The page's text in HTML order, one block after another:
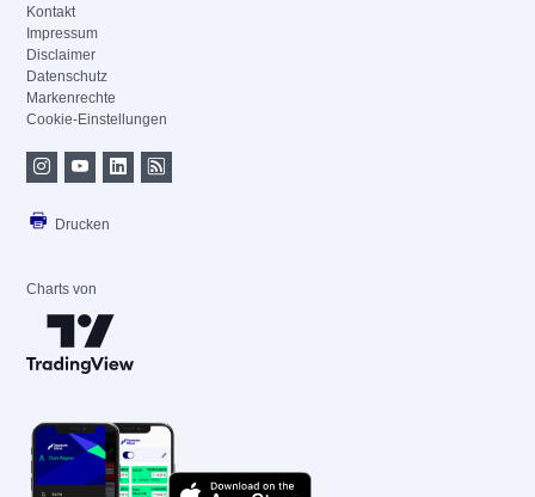
Kontakt
Impressum
Disclaimer
Datenschutz
Markenrechte
Cookie-Einstellungen
Drucken
Charts von